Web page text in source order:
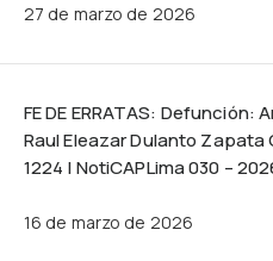
27 de marzo de 2026
FE DE ERRATAS: Defunción:
Raul Eleazar Dulanto Zapata
1224 | NotiCAPLima 030 –
16 de marzo de 2026